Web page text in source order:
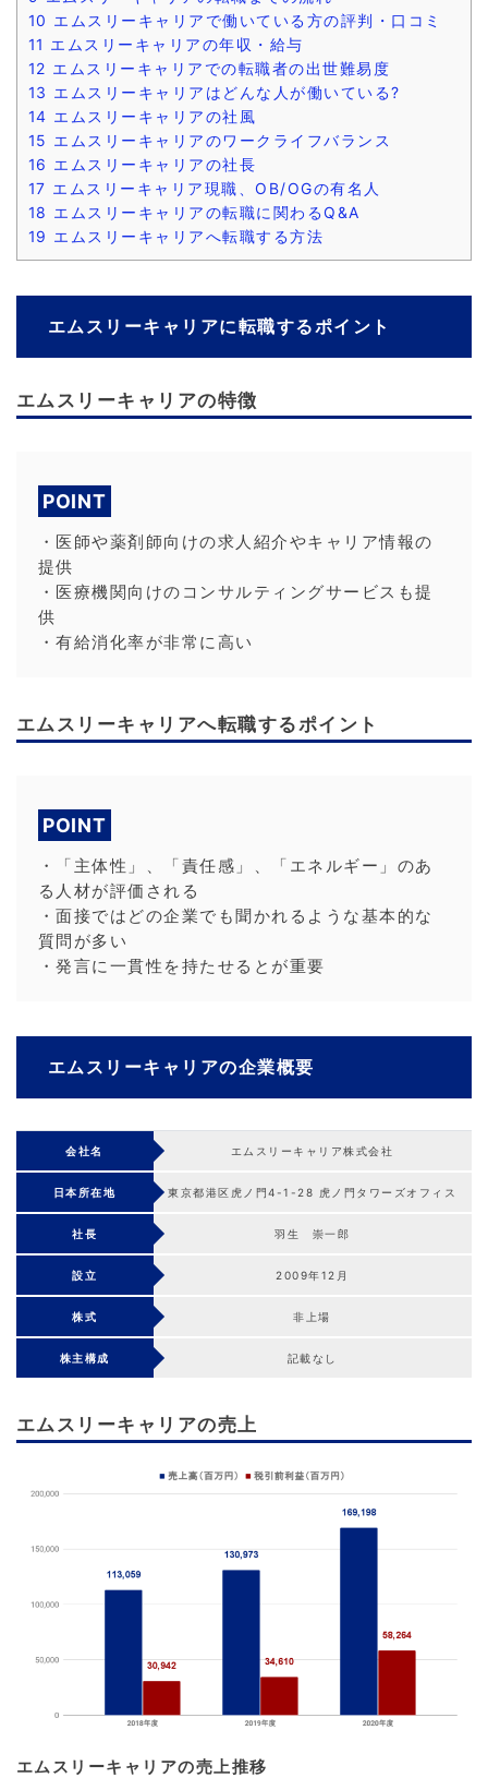
10 エムスリーキャリアで働いている方の評判・口コミ
11 エムスリーキャリアの年収・給与
12 エムスリーキャリアでの転職者の出世難易度
13 エムスリーキャリアはどんな人が働いている?
14 エムスリーキャリアの社風
15 エムスリーキャリアのワークライフバランス
16 エムスリーキャリアの社長
17 エムスリーキャリア現職、OB/OGの有名人
18 エムスリーキャリアの転職に関わるQ&A
19 エムスリーキャリアへ転職する方法
エムスリーキャリアに転職するポイント
エムスリーキャリアの特徴
POINT
・医師や薬剤師向けの求人紹介やキャリア情報の
提供
・医療機関向けのコンサルティングサービスも提
供
・有給消化率が非常に高い
エムスリーキャリアへ転職するポイント
POINT
・「主体性」、「責任感」、「エネルギー」のあ
る人材が評価される
・面接ではどの企業でも聞かれるような基本的な
質問が多い
・発言に一貫性を持たせるとが重要
エムスリーキャリアの企業概要
会社名 エムスリーキャリア株式会社
日本所在地 東京都港区虎ノ門4-1-28 虎ノ門タワーズオフィス
社長 羽生 崇一郎
設立 2009年12月
株式 非上場
株主構成 記載なし
エムスリーキャリアの売上
エムスリーキャリアの売上推移